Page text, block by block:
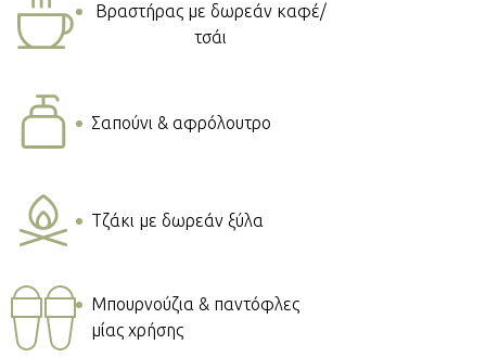
Μπουρνούζια & παντόφλες
μίας χρήσης
Τζάκι με δωρεάν ξύλα
Σαπούνι & αφρόλουτρο
Βραστήρας με δωρεάν καφέ/
τσάι